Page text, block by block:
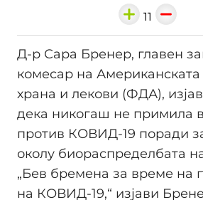
11
Д-р Сара Бренер, главен
комесар на Американската
храна и лекови (ФДА),
дека никогаш не примила
против КОВИД-19 поради
околу биораспределбата
„Бев бремена за време на
на КОВИД-19,“ изјави